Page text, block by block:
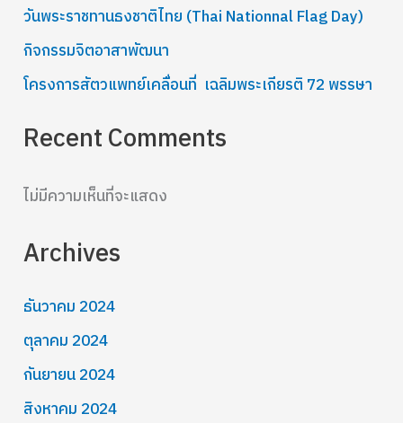
วันพระราชทานธงชาติไทย (Thai Nationnal Flag Day)
กิจกรรมจิตอาสาพัฒนา
โครงการสัตวแพทย์เคลื่อนที่ เฉลิมพระเกียรติ 72 พรรษา
Recent Comments
ไม่มีความเห็นที่จะแสดง
Archives
ธันวาคม 2024
ตุลาคม 2024
กันยายน 2024
สิงหาคม 2024